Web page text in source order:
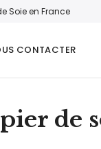
Soie en France
CONTACTER
de